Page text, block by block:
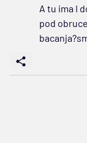
A tu ima I
pod